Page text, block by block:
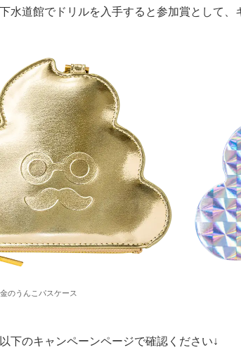
水道館でドリルを入手すると参加賞として、
金のうんこパスケース
下のキャンペーンページで確認ください↓